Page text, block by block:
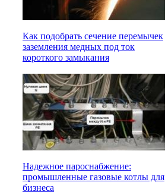
Как подобрать сечение перемычек
заземления медных под ток
короткого замыкания
Надежное пароснабжение:
промышленные газовые котлы для
бизнеса